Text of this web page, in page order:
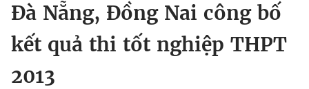
Đổi mật khẩu
Tin đã lưu
Tin đã xem
Đà Nẵng, Đồng Nai công bố
kết quả thi tốt nghiệp THPT
2013